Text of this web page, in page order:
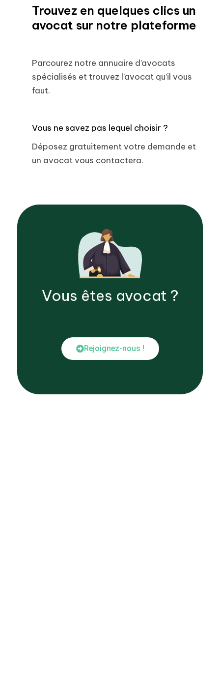
Trouvez en quelques clics un
avocat sur notre plateforme
Parcourez notre annuaire d’avocats
spécialisés et trouvez l’avocat qu’il vous
faut.
Vous ne savez pas lequel choisir ?
Déposez gratuitement votre demande et
un avocat vous contactera.
Vous êtes avocat ?
Rejoignez-nous !